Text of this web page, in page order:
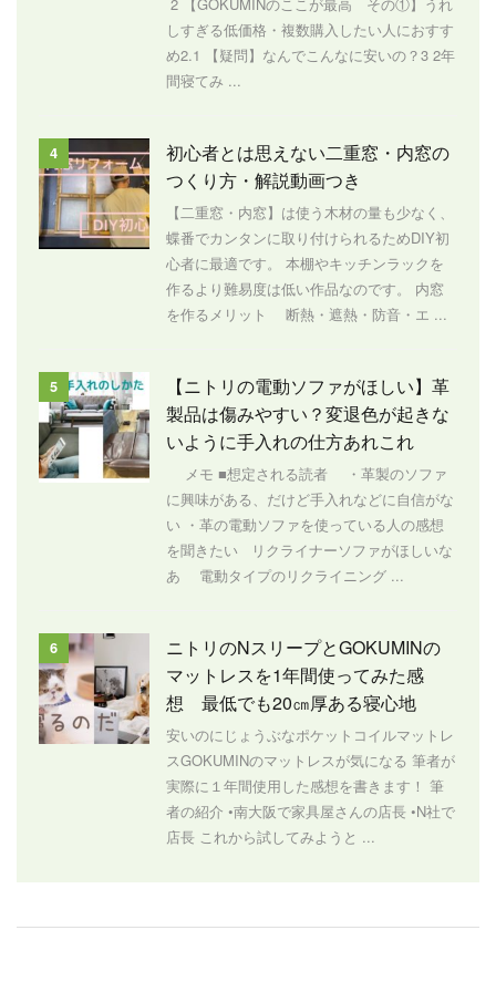
しすぎる低価格・複数購入したい人におすす
め2.1 【疑問】なんでこんなに安いの？3 2年
間寝てみ ...
4
初心者とは思えない二重窓・内窓の
つくり方・解説動画つき
【二重窓・内窓】は使う木材の量も少なく、
蝶番でカンタンに取り付けられるためDIY初
心者に最適です。 本棚やキッチンラックを
作るより難易度は低い作品なのです。 内窓
を作るメリット 断熱・遮熱・防音・エ ...
5
【ニトリの電動ソファがほしい】革
製品は傷みやすい？変退色が起きな
いように手入れの仕方あれこれ
メモ ■想定される読者 ・革製のソファ
に興味がある、だけど手入れなどに自信がな
い ・革の電動ソファを使っている人の感想
を聞きたい リクライナーソファがほしいな
あ 電動タイプのリクライニング ...
6
ニトリのNスリープとGOKUMINの
マットレスを1年間使ってみた感
想 最低でも20㎝厚ある寝心地
安いのにじょうぶなポケットコイルマットレ
スGOKUMINのマットレスが気になる 筆者が
実際に１年間使用した感想を書きます！ 筆
者の紹介 •南大阪で家具屋さんの店長 •N社で
店長 これから試してみようと ...